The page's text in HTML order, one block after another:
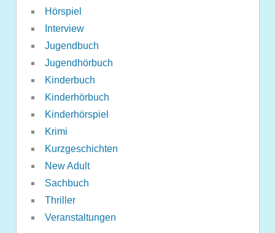
Hörspiel
Interview
Jugendbuch
Jugendhörbuch
Kinderbuch
Kinderhörbuch
Kinderhörspiel
Krimi
Kurzgeschichten
New Adult
Sachbuch
Thriller
Veranstaltungen